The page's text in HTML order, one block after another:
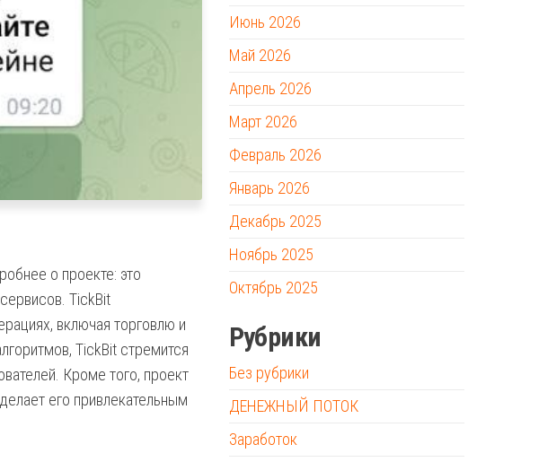
о проекте: это
TickBit
включая торговлю и
TickBit стремится
Кроме того, проект
его привлекательным
Июнь 2026
Май 2026
Апрель 2026
Март 2026
Февраль 2026
Январь 2026
Декабрь 2025
Ноябрь 2025
Октябрь 2025
Рубрики
Без рубрики
ДЕНЕЖНЫЙ ПОТОК
Заработок